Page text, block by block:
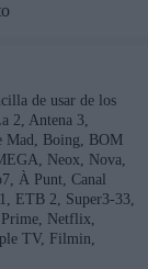
de usar de los
2, Antena 3,
Mad, Boing, BOM
Neox, Nova,
À Punt, Canal
ETB 2, Super3-33,
Netflix,
TV, Filmin,